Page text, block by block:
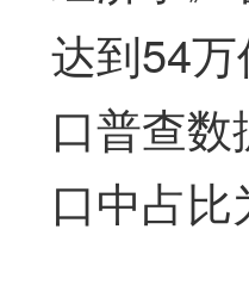
达到54
口普查
口中占比